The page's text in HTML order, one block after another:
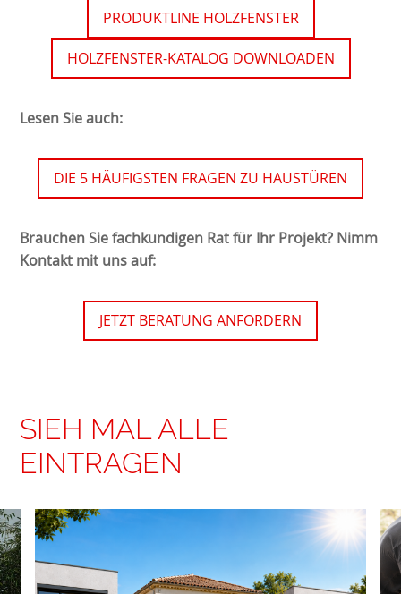
PRODUKTLINE HOLZFENSTER
HOLZFENSTER-KATALOG DOWNLOADEN
Lesen Sie auch:
DIE 5 HÄUFIGSTEN FRAGEN ZU HAUSTÜREN
Brauchen Sie fachkundigen Rat für Ihr Projekt? Nimm
Kontakt mit uns auf:
JETZT BERATUNG ANFORDERN
SIEH MAL ALLE
EINTRAGEN